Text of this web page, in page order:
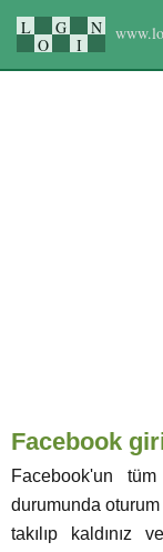
L G
N
O
I
Facebook
Facebook'un
durumunda
takılıp kaldınız